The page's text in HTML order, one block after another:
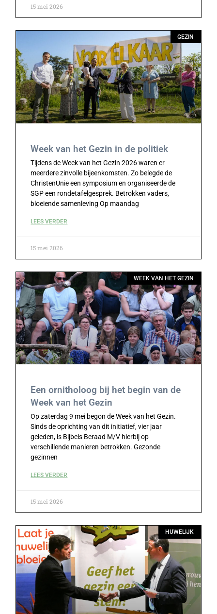
15 mei 2026
GEZIN
Week van het Gezin in de politiek
Tijdens de Week van het Gezin 2026 waren er
meerdere zinvolle bijeenkomsten. Zo belegde de
ChristenUnie een symposium en organiseerde de
SGP een rondetafelgesprek. Betrokken vaders,
bloeiende samenleving Op maandag
LEES VERDER
15 mei 2026
WEEK VAN HET GEZIN
Een ornitholoog bij het begin van de
Week van het Gezin
Op zaterdag 9 mei begon de Week van het Gezin.
Sinds de oprichting van dit initiatief, vier jaar
geleden, is Bijbels Beraad M/V hierbij op
verschillende manieren betrokken. Gezonde
gezinnen
LEES VERDER
15 mei 2026
HUWELIJK